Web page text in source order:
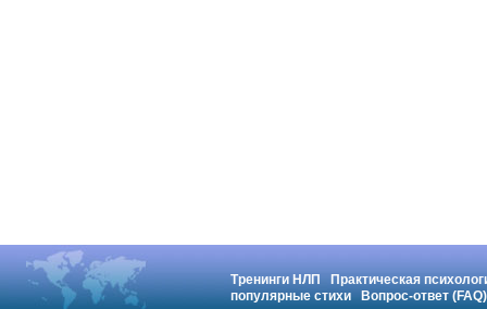
Тренинги НЛП
Практическая
популярные стихи
Вопрос-ответ (FAQ)